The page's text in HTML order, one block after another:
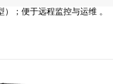
；便于远程监控与运维 。